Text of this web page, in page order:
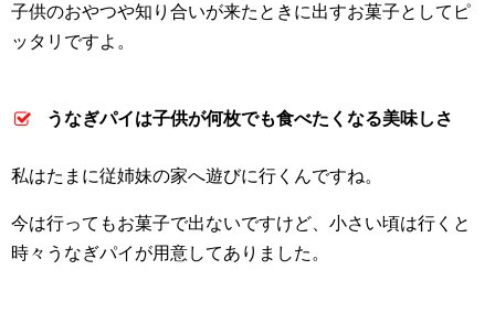
子供のおやつや知り合いが来たときに出すお菓子としてピ
ッタリですよ。
うなぎパイは子供が何枚でも食べたくなる美味しさ
私はたまに従姉妹の家へ遊びに行くんですね。
今は行ってもお菓子で出ないですけど、小さい頃は行くと
時々うなぎパイが用意してありました。